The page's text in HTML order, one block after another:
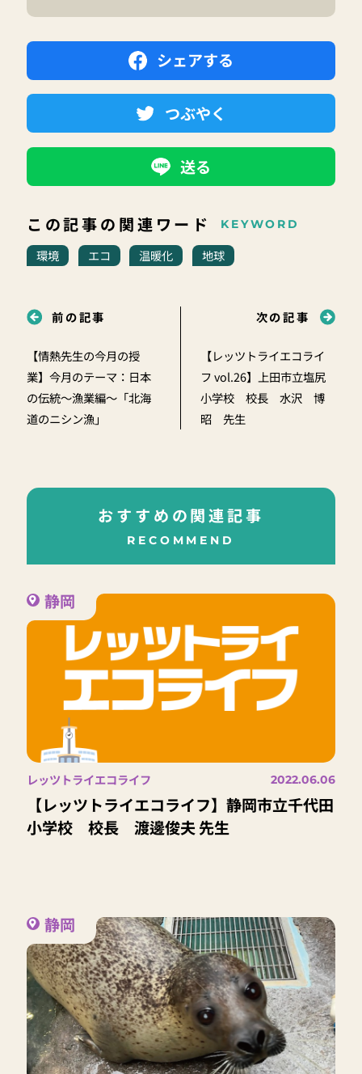
シェアする
つぶやく
送る
この記事の関連ワード KEYWORD
環境 エコ 温暖化 地球
前の記事
【情熱先生の今月の授
業】今月のテーマ：日本
の伝統～漁業編～「北海
道のニシン漁」
次の記事
【レッツトライエコライ
フ vol.26】上田市立塩尻
小学校 校長 水沢 博
昭 先生
おすすめの関連記事
RECOMMEND
静岡
レッツトライエコライフ 2022.06.06
【レッツトライエコライフ】静岡市立千代田
小学校 校長 渡邊俊夫 先生
静岡